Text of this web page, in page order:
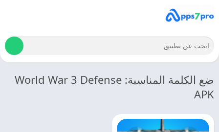
ضع الكلمة المناسبة: World War 3 Defense
APK